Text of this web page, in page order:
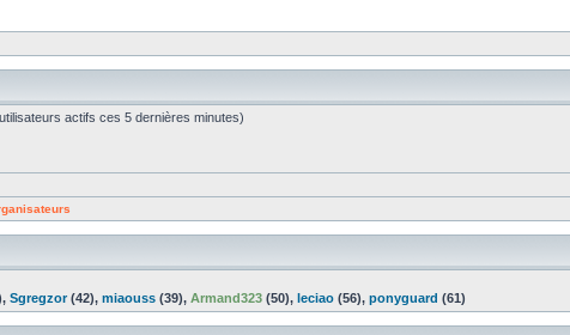
actifs ces 5 dernières minutes)
Sgregzor(42), miaouss (39), Armand323 (50), leciao (56), ponyguard (61)